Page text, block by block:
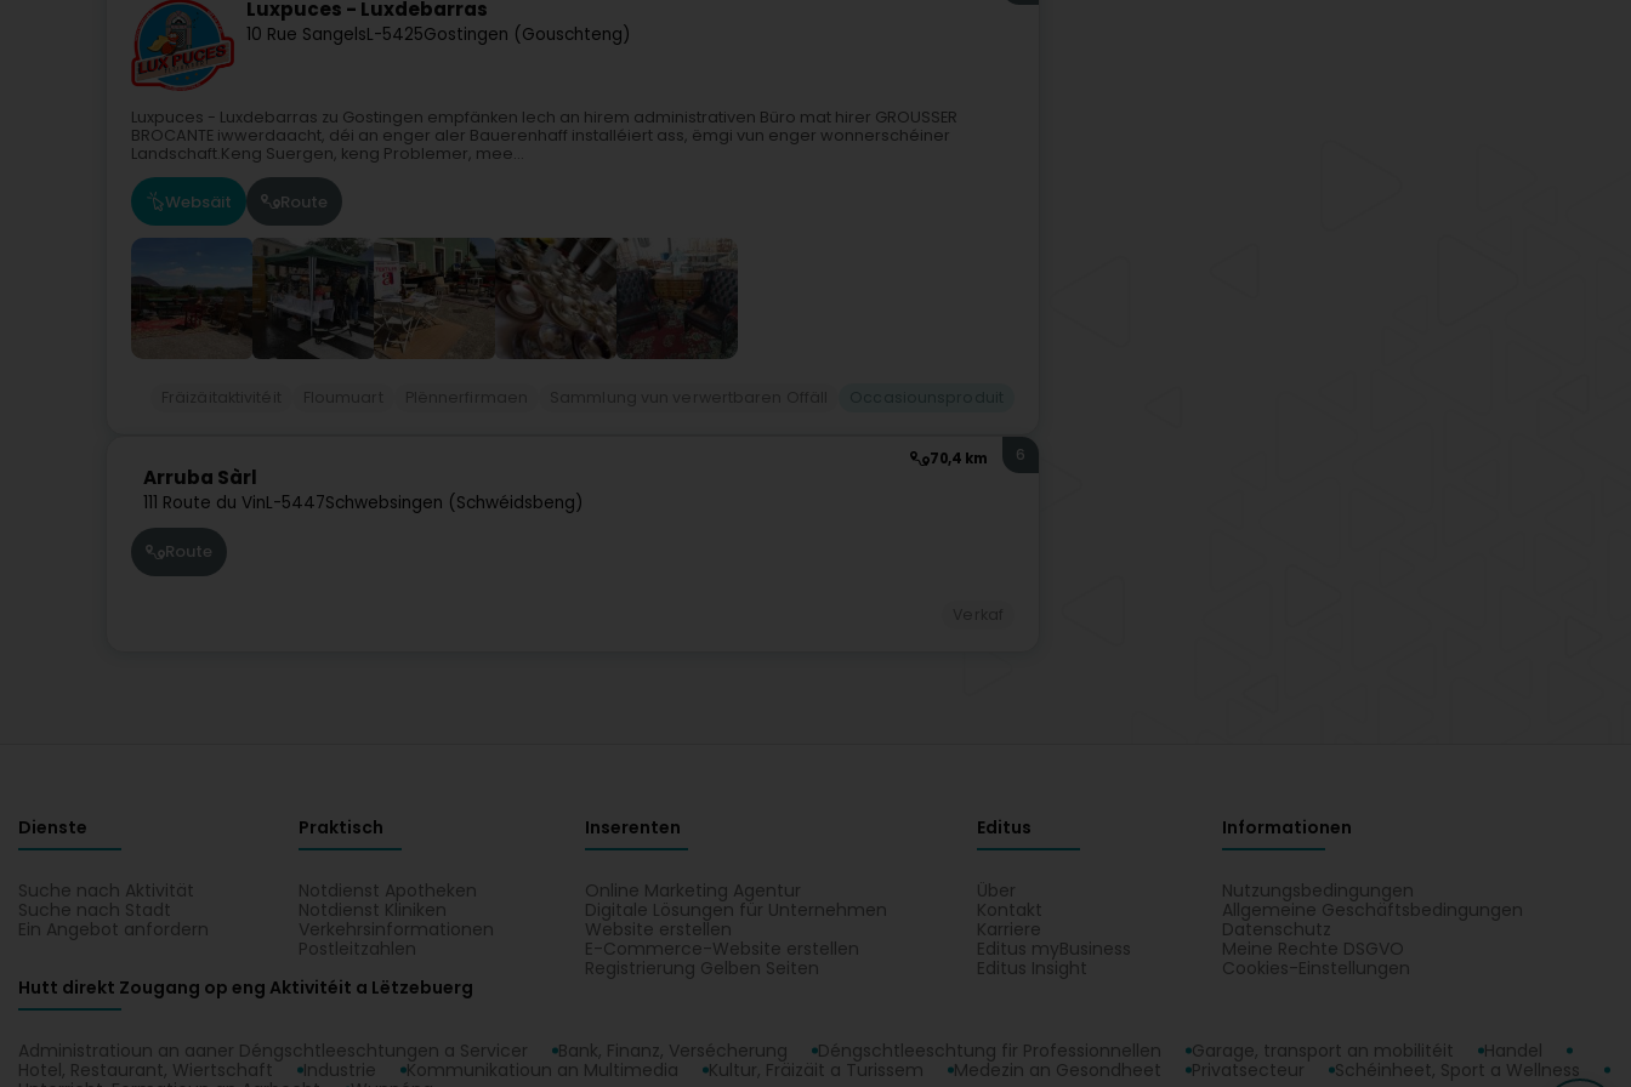
Luxpuces - Luxdebarras
10 Rue SangelsL-5425Gostingen (Gouschteng)
Luxpuces - Luxdebarras zu Gostingen empfänken Iech an hirem administrativen Büro mat hirer GROUSSER
BROCANTE iwwerdaacht, déi an enger aler Bauerenhaff installéiert ass, ëmgi vun enger wonnerschéiner
Landschaft.Keng Suergen, keng Problemer, mee...
Websäit Route
70,4 km
Arruba Sàrl
111 Route du VinL-5447Schwebsingen (Schwéidsbeng)
6
Route
Dienste
Suche nach Aktivität
Suche nach Stadt
Ein Angebot anfordern
Praktisch
Notdienst Apotheken
Notdienst Kliniken
Verkehrsinformationen
Postleitzahlen
Inserenten
Online Marketing Agentur
Digitale Lösungen für Unternehmen
Website erstellen
E-Commerce-Website erstellen
Registrierung Gelben Seiten
Editus
Über
Kontakt
Karriere
Editus myBusiness
Editus Insight
Informationen
Nutzungsbedingungen
Allgemeine Geschäftsbedingungen
Datenschutz
Meine Rechte DSGVO
Cookies-Einstellungen
Hutt direkt Zougang op eng Aktivitéit a Lëtzebuerg
Administratioun an aaner Déngschtleeschtungen a Servicer Bank, Finanz, Versécherung Déngschtleeschtung fir Professionnellen Garage, transport an mobilitéit
Handel
Hotel, Restaurant, Wiertschaft
Industrie Kommunikatioun an Multimedia Kultur, Fräizäit a Turissem Medezin an Gesondheet Privatsecteur
Schéinheet, Sport a Wellness